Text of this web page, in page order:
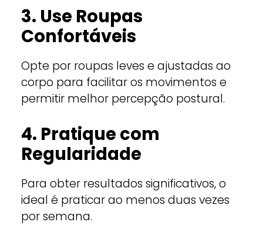
3. Use Roupas
Confortáveis
Opte por roupas leves e ajustadas ao
corpo para facilitar os movimentos e
permitir melhor percepção postural.
4. Pratique com
Regularidade
Para obter resultados significativos, o
ideal é praticar ao menos duas vezes
por semana.